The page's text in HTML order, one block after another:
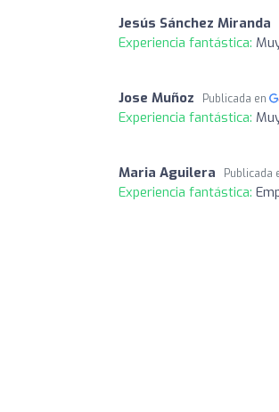
Jesús Sánchez Miranda
Experiencia fantástica:
Jose Muñoz Publicada en
Experiencia fantástica:
Maria Aguilera Publicada
Experiencia fantástica: